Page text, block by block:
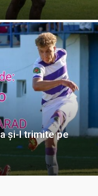
și-l trimite pe